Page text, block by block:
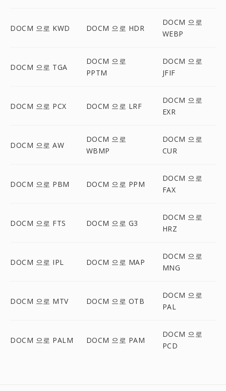
DOCM 으로 KWD DOCM 으로 HDR
DOCM 으로
WEBP
DOCM 으로 TGA
DOCM 으로
PPTM
DOCM 으로
JFIF
DOCM 으로 PCX DOCM 으로 LRF
DOCM 으로
EXR
DOCM 으로 AW
DOCM 으로
WBMP
DOCM 으로
CUR
DOCM 으로 PBM DOCM 으로 PPM
DOCM 으로
FAX
DOCM 으로 FTS DOCM 으로 G3
DOCM 으로
HRZ
DOCM 으로 IPL DOCM 으로 MAP
DOCM 으로
MNG
DOCM 으로 MTV DOCM 으로 OTB
DOCM 으로
PAL
DOCM 으로 PALM DOCM 으로 PAM
DOCM 으로
PCD